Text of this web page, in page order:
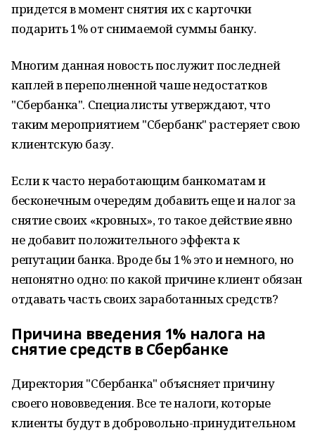
придется в момент снятия их с карточки
подарить 1% от снимаемой суммы банку.
Многим данная новость послужит последней
каплей в переполненной чаше недостатков
"Сбербанка". Специалисты утверждают, что
таким мероприятием "Сбербанк" растеряет свою
клиентскую базу.
Если к часто неработающим банкоматам и
бесконечным очередям добавить еще и налог за
снятие своих «кровных», то такое действие явно
не добавит положительного эффекта к
репутации банка. Вроде бы 1% это и немного, но
непонятно одно: по какой причине клиент обязан
отдавать часть своих заработанных средств?
Причина введения 1% налога на
снятие средств в Сбербанке
Директория "Сбербанка" объясняет причину
своего нововведения. Все те налоги, которые
клиенты будут в добровольно-принудительном